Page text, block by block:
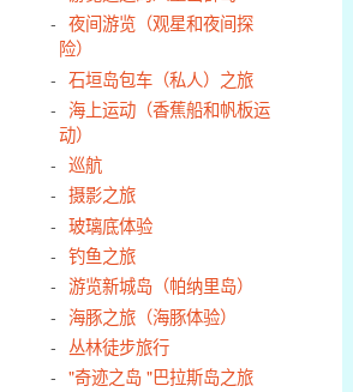
夜间游览（观星和夜间探
险）
石垣岛包车（私人）之旅
海上运动（香蕉船和帆板运
动）
巡航
摄影之旅
玻璃底体验
钓鱼之旅
游览新城岛（帕纳里岛）
海豚之旅（海豚体验）
丛林徒步旅行
"奇迹之岛 "巴拉斯岛之旅